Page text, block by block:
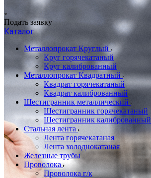
Подать заявку
Каталог
Металлопрокат Круглый
Круг горячекатаный
Круг калиброванный
Металлопрокат Квадратный
Квадрат горячекатаный
Квадрат калиброванный
Шестигранник металлический
Шестигранник горячекатаный
Шестигранник калиброванный
Стальная лента
Лента горячекатаная
Лента холоднокатаная
Железные трубы
Проволока
Проволока г/к